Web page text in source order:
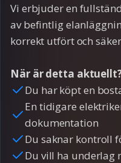
Vi erbjuder en
av befintlig
korrekt utfört och
När är detta
Du har köpt en
En tidigare
dokumentation
Du saknar kontroll
Du vill ha underlag